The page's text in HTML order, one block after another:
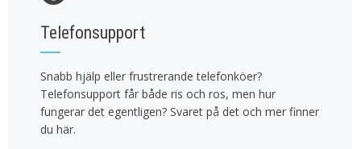
Telefonsupport
Snabb hjälp eller frustrerande telefonköer?
Telefonsupport får både ris och ros, men hur
fungerar det egentligen? Svaret på det och mer finner
du här.